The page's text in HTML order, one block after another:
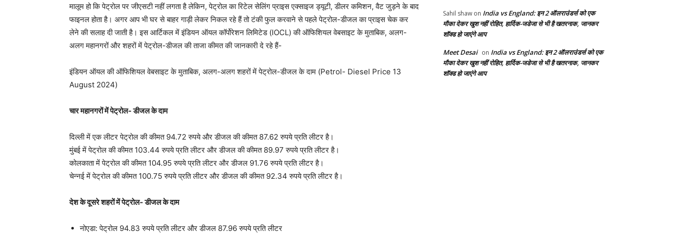
मालूम हो कि पेट्रोल पर जीएसटी नहीं लगता है लेकिन, पेट्रोल का रिटेल सेलिंग प्राइस एक्साइज ड्यूटी, डीलर कमिशन, वैट जुड़ने के बाद
फाइनल होता है। अगर आप भी घर से बाहर गाड़ी लेकर निकल रहे हैं तो टंकी फुल करवाने से पहले पेट्रोल-डीजल का प्राइस चेक कर
लेने की सलाह दी जाती है। इस आर्टिकल में इंडियन ऑयल कॉर्पोरेशन लिमिटेड (IOCL) की ऑफिशियल वेबसाइट के मुताबिक, अलग-
अलग महानगरों और शहरों में पेट्रोल-डीजल की ताजा कीमत की जानकारी दे रहे हैं-
इंडियन ऑयल की ऑफिशियल वेबसाइट के मुताबिक, अलग-अलग शहरों में पेट्रोल-डीजल के दाम (Petrol- Diesel Price 13
August 2024)
चार महानगरों में पेट्रोल- डीजल के दाम
दिल्ली में एक लीटर पेट्रोल की कीमत 94.72 रुपये और डीजल की कीमत 87.62 रुपये प्रति लीटर है।
मुंबई में पेट्रोल की कीमत 103.44 रुपये प्रति लीटर और डीजल की कीमत 89.97 रुपये प्रति लीटर है।
कोलकाता में पेट्रोल की कीमत 104.95 रुपये प्रति लीटर और डीजल 91.76 रुपये प्रति लीटर है।
चेन्नई में पेट्रोल की कीमत 100.75 रुपये प्रति लीटर और डीजल की कीमत 92.34 रुपये प्रति लीटर है।
देश के दूसरे शहरों में पेट्रोल- डीजल के दाम
नोएडा: पेट्रोल 94.83 रुपये प्रति लीटर और डीजल 87.96 रुपये प्रति लीटर
Sahil shaw on India vs England: इन 2 ऑलराउंडर्स को एक
मौका देकर खुश नहीं रोहित, हार्दिक-जडेजा से भी है खतरनाक, जानकर
शॉक्ड हो जाएंगे आप
Meet Desai on India vs England: इन 2 ऑलराउंडर्स को एक
मौका देकर खुश नहीं रोहित, हार्दिक-जडेजा से भी है खतरनाक, जानकर
शॉक्ड हो जाएंगे आप